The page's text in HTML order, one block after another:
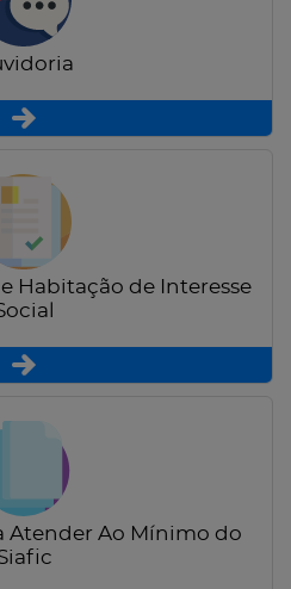
Habitação de Interesse
Atender Ao Mínimo do